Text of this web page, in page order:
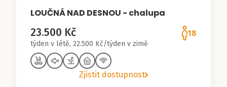
LOUČNÁ NAD DESNOU - chalupa
23.500 Kč
týden v létě, 22.500 Kč/týden v zimě
18
Zjistit dostupnost